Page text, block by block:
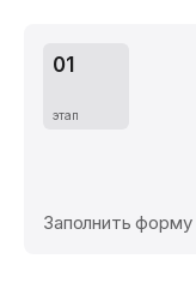
Заполнить форму